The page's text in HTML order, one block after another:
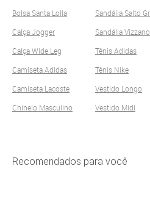
Bolsa Santa Lolla
Calça Jogger
Calça Wide Leg
Camiseta Adidas
Camiseta Lacoste
Chinelo Masculino
Sandália Vizzano
Tênis Adidas
Tênis Nike
Vestido Longo
Vestido Midi
Recomendados para você